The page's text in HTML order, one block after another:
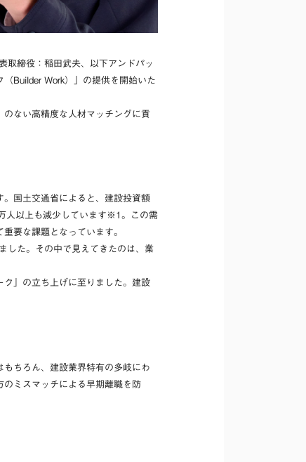
取締役：稲田武夫、以下アンドパッ
Builder Work）」の提供を開始いた
ない高精度な人材マッチングに貢
国土交通省によると、建設投資額
人以上も減少しています※1。この需
要な課題となっています。
した。その中で見えてきたのは、業
」の立ち上げに至りました。建設
ちろん、建設業界特有の多岐にわ
ミスマッチによる早期離職を防